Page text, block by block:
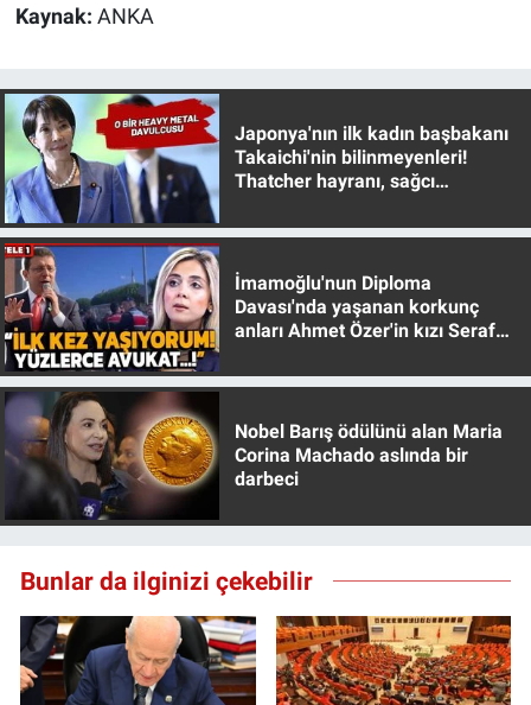
Kaynak: ANKA
Japonya'nın ilk kadın başbakanı
Takaichi'nin bilinmeyenleri!
Thatcher hayranı, sağcı
İmamoğlu'nun Diploma
Davası'nda yaşanan korkunç
anları Ahmet Özer'in kızı Seraf
Nobel Barış ödülünü alan Maria
Corina Machado aslında bir
darbeci
Bunlar da ilginizi çekebilir
Türkiye'nin Geleceği
Yerel Gündem
Yerel Yaşam
Canlı Yayın